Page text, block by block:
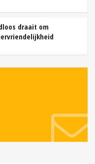
draait om